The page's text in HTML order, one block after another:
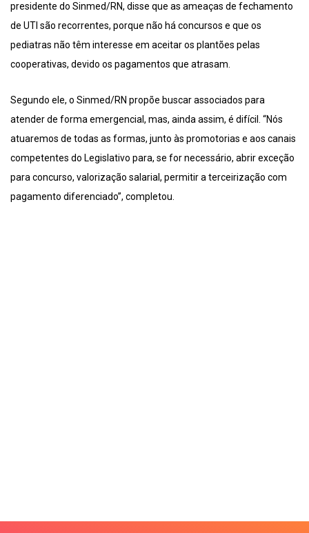
presidente do Sinmed/RN, disse que as ameaças de fechamento
de UTI são recorrentes, porque não há concursos e que os
pediatras não têm interesse em aceitar os plantões pelas
cooperativas, devido os pagamentos que atrasam.
Segundo ele, o Sinmed/RN propõe buscar associados para
atender de forma emergencial, mas, ainda assim, é difícil. “Nós
atuaremos de todas as formas, junto às promotorias e aos canais
competentes do Legislativo para, se for necessário, abrir exceção
para concurso, valorização salarial, permitir a terceirização com
pagamento diferenciado”, completou.